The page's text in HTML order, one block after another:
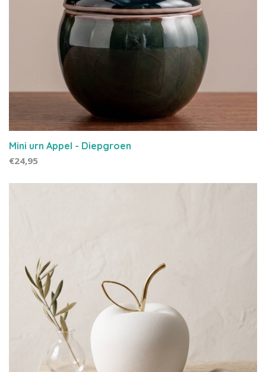
Mini urn Appel - Diepgroen
€24,95